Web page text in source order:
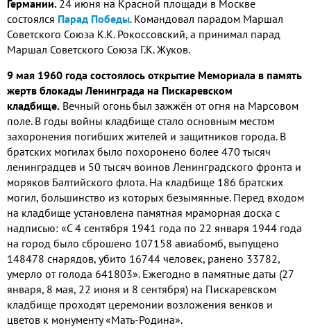
Германии. 24 июня на Красной площади в Москве
состоялся Парад Победы. Командовал парадом Маршал
Советского Союза К.К. Рокоссовский, а принимал парад
Маршал Советского Союза Г.К. Жуков.
9 мая 1960 года состоялось открытие Мемориала в память
жертв блокады Ленинграда на Пискаревском
кладбище. Вечный огонь был зажжён от огня на Марсовом
поле. В годы войны кладбище стало основным местом
захоронения погибших жителей и защитников города. В
братских могилах было похоронено более 470 тысяч
ленинградцев и 50 тысяч воинов Ленинградского фронта и
моряков Балтийского флота. На кладбище 186 братских
могил, большинство из которых безымянные. Перед входом
на кладбище установлена памятная мраморная доска с
надписью: «С 4 сентября 1941 года по 22 января 1944 года
на город было сброшено 107158 авиабомб, выпущено
148478 снарядов, убито 16744 человек, ранено 33782,
умерло от голода 641803». Ежегодно в памятные даты (27
января, 8 мая, 22 июня и 8 сентября) на Пискаревском
кладбище проходят церемонии возложения венков и
цветов к монументу «Мать-Родина».